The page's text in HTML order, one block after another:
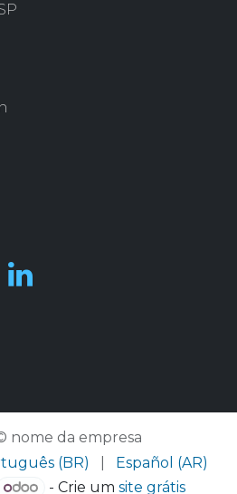
nome da empresa
(BR)
Español (AR)
- Crie umsite grátis